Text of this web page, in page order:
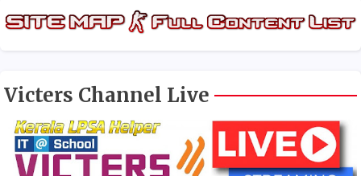
Victers Channel Live